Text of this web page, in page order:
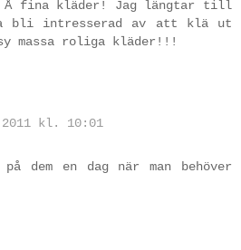
Å fina kläder! Jag längtar till
intresserad av att klä ut
massa roliga kläder!!!
kl. 10:01
dem en dag när man behöver